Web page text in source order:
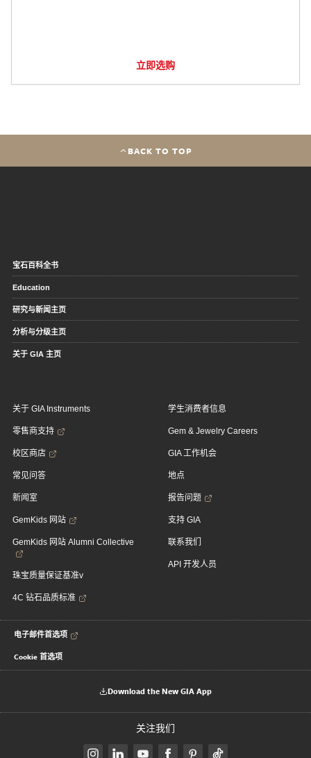
立即选购
BACK TO TOP
宝石百科全书
Education
研究与新闻主页
分析与分级主页
关于 GIA 主页
关于 GIA Instruments
零售商支持
校区商店
常见问答
新闻室
GemKids 网站
GemKids 网站 Alumni Collective
珠宝质量保证基准v
4C 钻石品质标准
学生消费者信息
Gem & Jewelry Careers
GIA 工作机会
地点
报告问题
支持 GIA
联系我们
API 开发人员
电子邮件首选项
Cookie 首选项
Download the New GIA App
关注我们